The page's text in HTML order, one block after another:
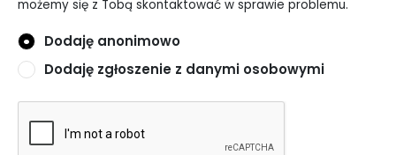
możemy się z Tobą skontaktować w sprawie problemu.
Dodaję anonimowo
Dodaję zgłoszenie z danymi osobowymi